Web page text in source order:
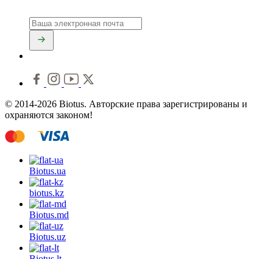
© 2014-2026 Biotus. Авторские права зарегистрированы и
охраняются законом!
Biotus.ua
biotus.kz
Biotus.md
Biotus.uz